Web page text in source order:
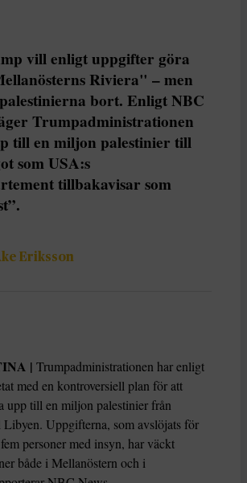
vill enligt uppgifter göra
Riviera" – men
bort. Enligt NBC
Trumpadministrationen
till en miljon palestinier till
som USA:s
tillbakavisar som
Eriksson
| Trumpadministrationen har enligt
med en kontroversiell plan för att
upp till en miljon palestinier från
Libyen. Uppgifterna, som avslöjats för
personer med insyn, har väckt
både i Mellanöstern och i